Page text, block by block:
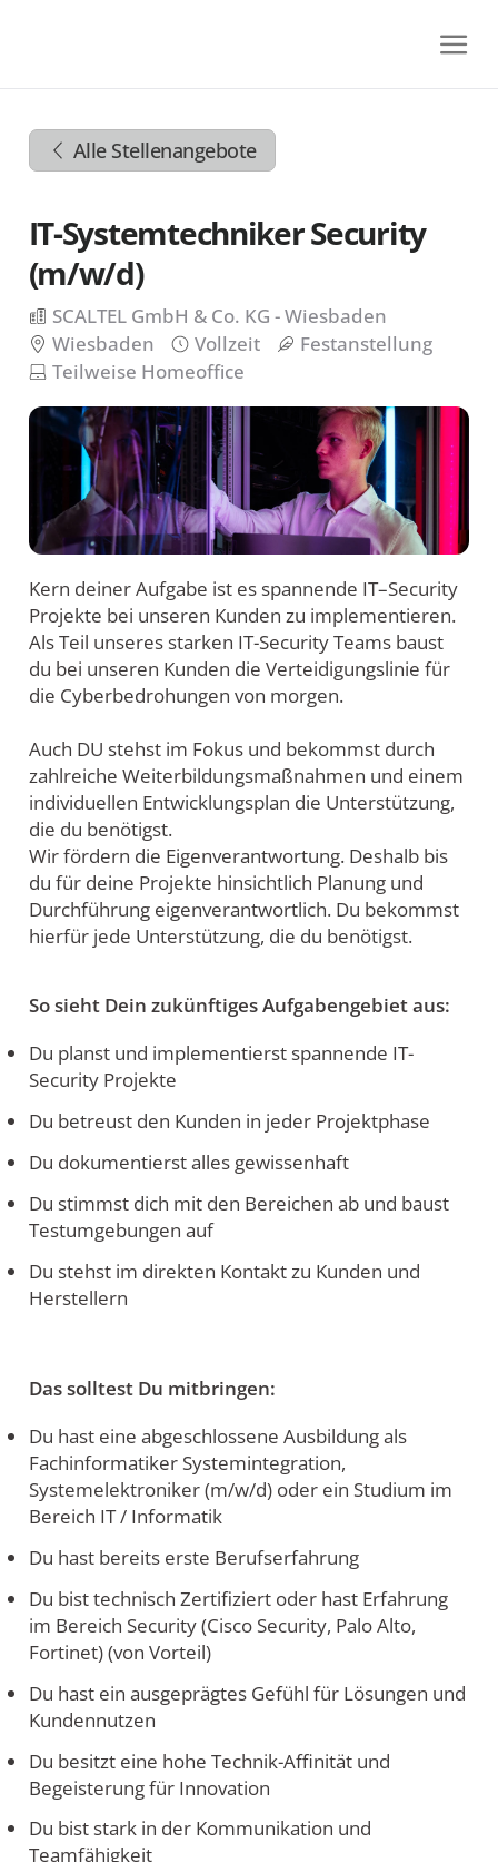
Zur
Navigation
springen
Zum
springen
Alle Stellenangebote
IT-Systemtechniker Security
(m/w/d)
SCALTEL GmbH & Co. KG - Wiesbaden
Wiesbaden
Vollzeit
Festanstellung
Teilweise Homeoffice
Kern deiner Aufgabe ist es spannende IT–Security
Projekte bei unseren Kunden zu implementieren.
Als Teil unseres starken IT-Security Teams baust
du bei unseren Kunden die Verteidigungslinie für
die Cyberbedrohungen von morgen.
Auch DU stehst im Fokus und bekommst durch
zahlreiche Weiterbildungsmaßnahmen und einem
individuellen Entwicklungsplan die Unterstützung,
die du benötigst.
Wir fördern die Eigenverantwortung. Deshalb bis
du für deine Projekte hinsichtlich Planung und
Durchführung eigenverantwortlich. Du bekommst
hierfür jede Unterstützung, die du benötigst.
So sieht Dein zukünftiges Aufgabengebiet aus:
Du planst und implementierst spannende IT-
Security Projekte
Du betreust den Kunden in jeder Projektphase
Du dokumentierst alles gewissenhaft
Du stimmst dich mit den Bereichen ab und baust
Testumgebungen auf
Du stehst im direkten Kontakt zu Kunden und
Herstellern
Das solltest Du mitbringen:
Du hast eine abgeschlossene Ausbildung als
Fachinformatiker Systemintegration,
Systemelektroniker (m/w/d) oder ein Studium im
Bereich IT / Informatik
Du hast bereits erste Berufserfahrung
Du bist technisch Zertifiziert oder hast Erfahrung
im Bereich Security (Cisco Security, Palo Alto,
Fortinet) (von Vorteil)
Du hast ein ausgeprägtes Gefühl für Lösungen und
Kundennutzen
Du besitzt eine hohe Technik-Affinität und
Begeisterung für Innovation
Du bist stark in der Kommunikation und
Teamfähigkeit